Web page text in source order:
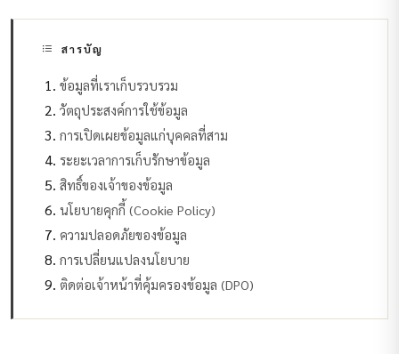
สารบัญ
ข้อมูลที่เราเก็บรวบรวม
วัตถุประสงค์การใช้ข้อมูล
การเปิดเผยข้อมูลแก่บุคคลที่สาม
ระยะเวลาการเก็บรักษาข้อมูล
สิทธิ์ของเจ้าของข้อมูล
นโยบายคุกกี้ (Cookie Policy)
ความปลอดภัยของข้อมูล
การเปลี่ยนแปลงนโยบาย
ติดต่อเจ้าหน้าที่คุ้มครองข้อมูล (DPO)